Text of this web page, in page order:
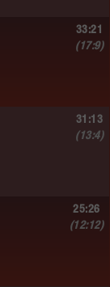
33:21
(17:9)
31:13
(13:4)
25:26
(12:12)